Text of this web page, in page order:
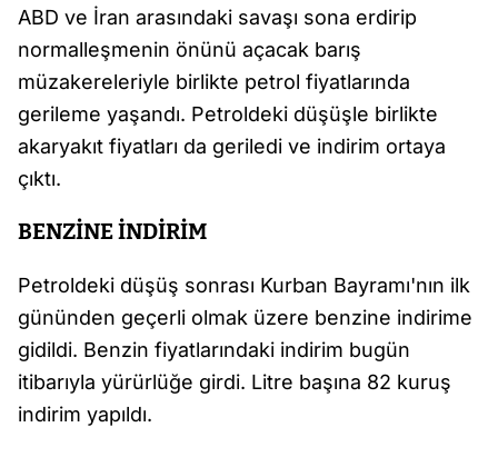
ABD ve İran arasındaki savaşı sona erdirip
normalleşmenin önünü açacak barış
müzakereleriyle birlikte petrol fiyatlarında
gerileme yaşandı. Petroldeki düşüşle birlikte
akaryakıt fiyatları da geriledi ve indirim ortaya
çıktı.
BENZİNE İNDİRİM
Petroldeki düşüş sonrası Kurban Bayramı'nın ilk
gününden geçerli olmak üzere benzine indirime
gidildi. Benzin fiyatlarındaki indirim bugün
itibarıyla yürürlüğe girdi. Litre başına 82 kuruş
indirim yapıldı.